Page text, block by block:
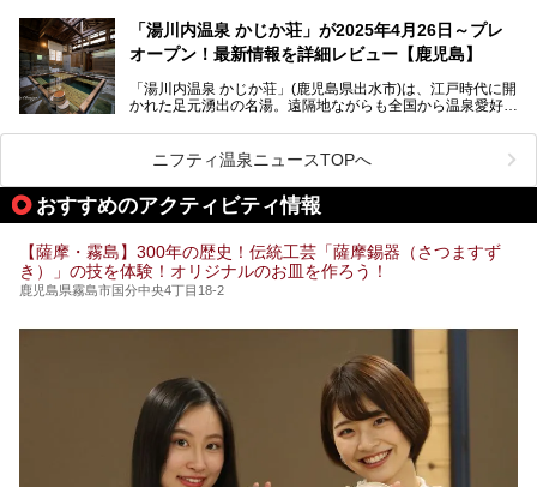
営業なので、就寝前の入浴や寝起き一番の朝湯など利便性が
抜群！ 多くの常連客やファンでいつも賑わっています。し
かし建物の老朽化に伴い、2026年2月28日24時をもって休
は約2年後を予定しています。
「湯川内温泉 かじか荘」が2025年4月26日～プレ
オープン！最新情報を詳細レビュー【鹿児島】
「湯川内温泉 かじか荘」(鹿児島県出水市)は、江戸時代に開
かれた足元湧出の名湯。遠隔地ながらも全国から温泉愛好家
いえる存在です。2023年にいったん閉館しましたが、その
後経営が変わり、復旧作業を実施。2025年4月26日に日帰
り入浴施設としてプレオープンしました。
乗り込みましたが、今回もオープン前日から初日にかけて現
地訪問。リニューアルした浴室・最新情報を中心に、以前と
の相違点や注意事項などを詳細レビューします。
ニフティ温泉ニュースTOPへ
おすすめのアクティビティ情報
【薩摩・霧島】300年の歴史！伝統工芸「薩摩錫器（さつますず
き）」の技を体験！オリジナルのお皿を作ろう！
鹿児島県霧島市国分中央4丁目18-2